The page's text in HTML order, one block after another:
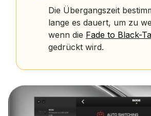
Die Übergangszeit
lange es dauert, um zu
wenn die Fade to Black-
gedrückt wird.